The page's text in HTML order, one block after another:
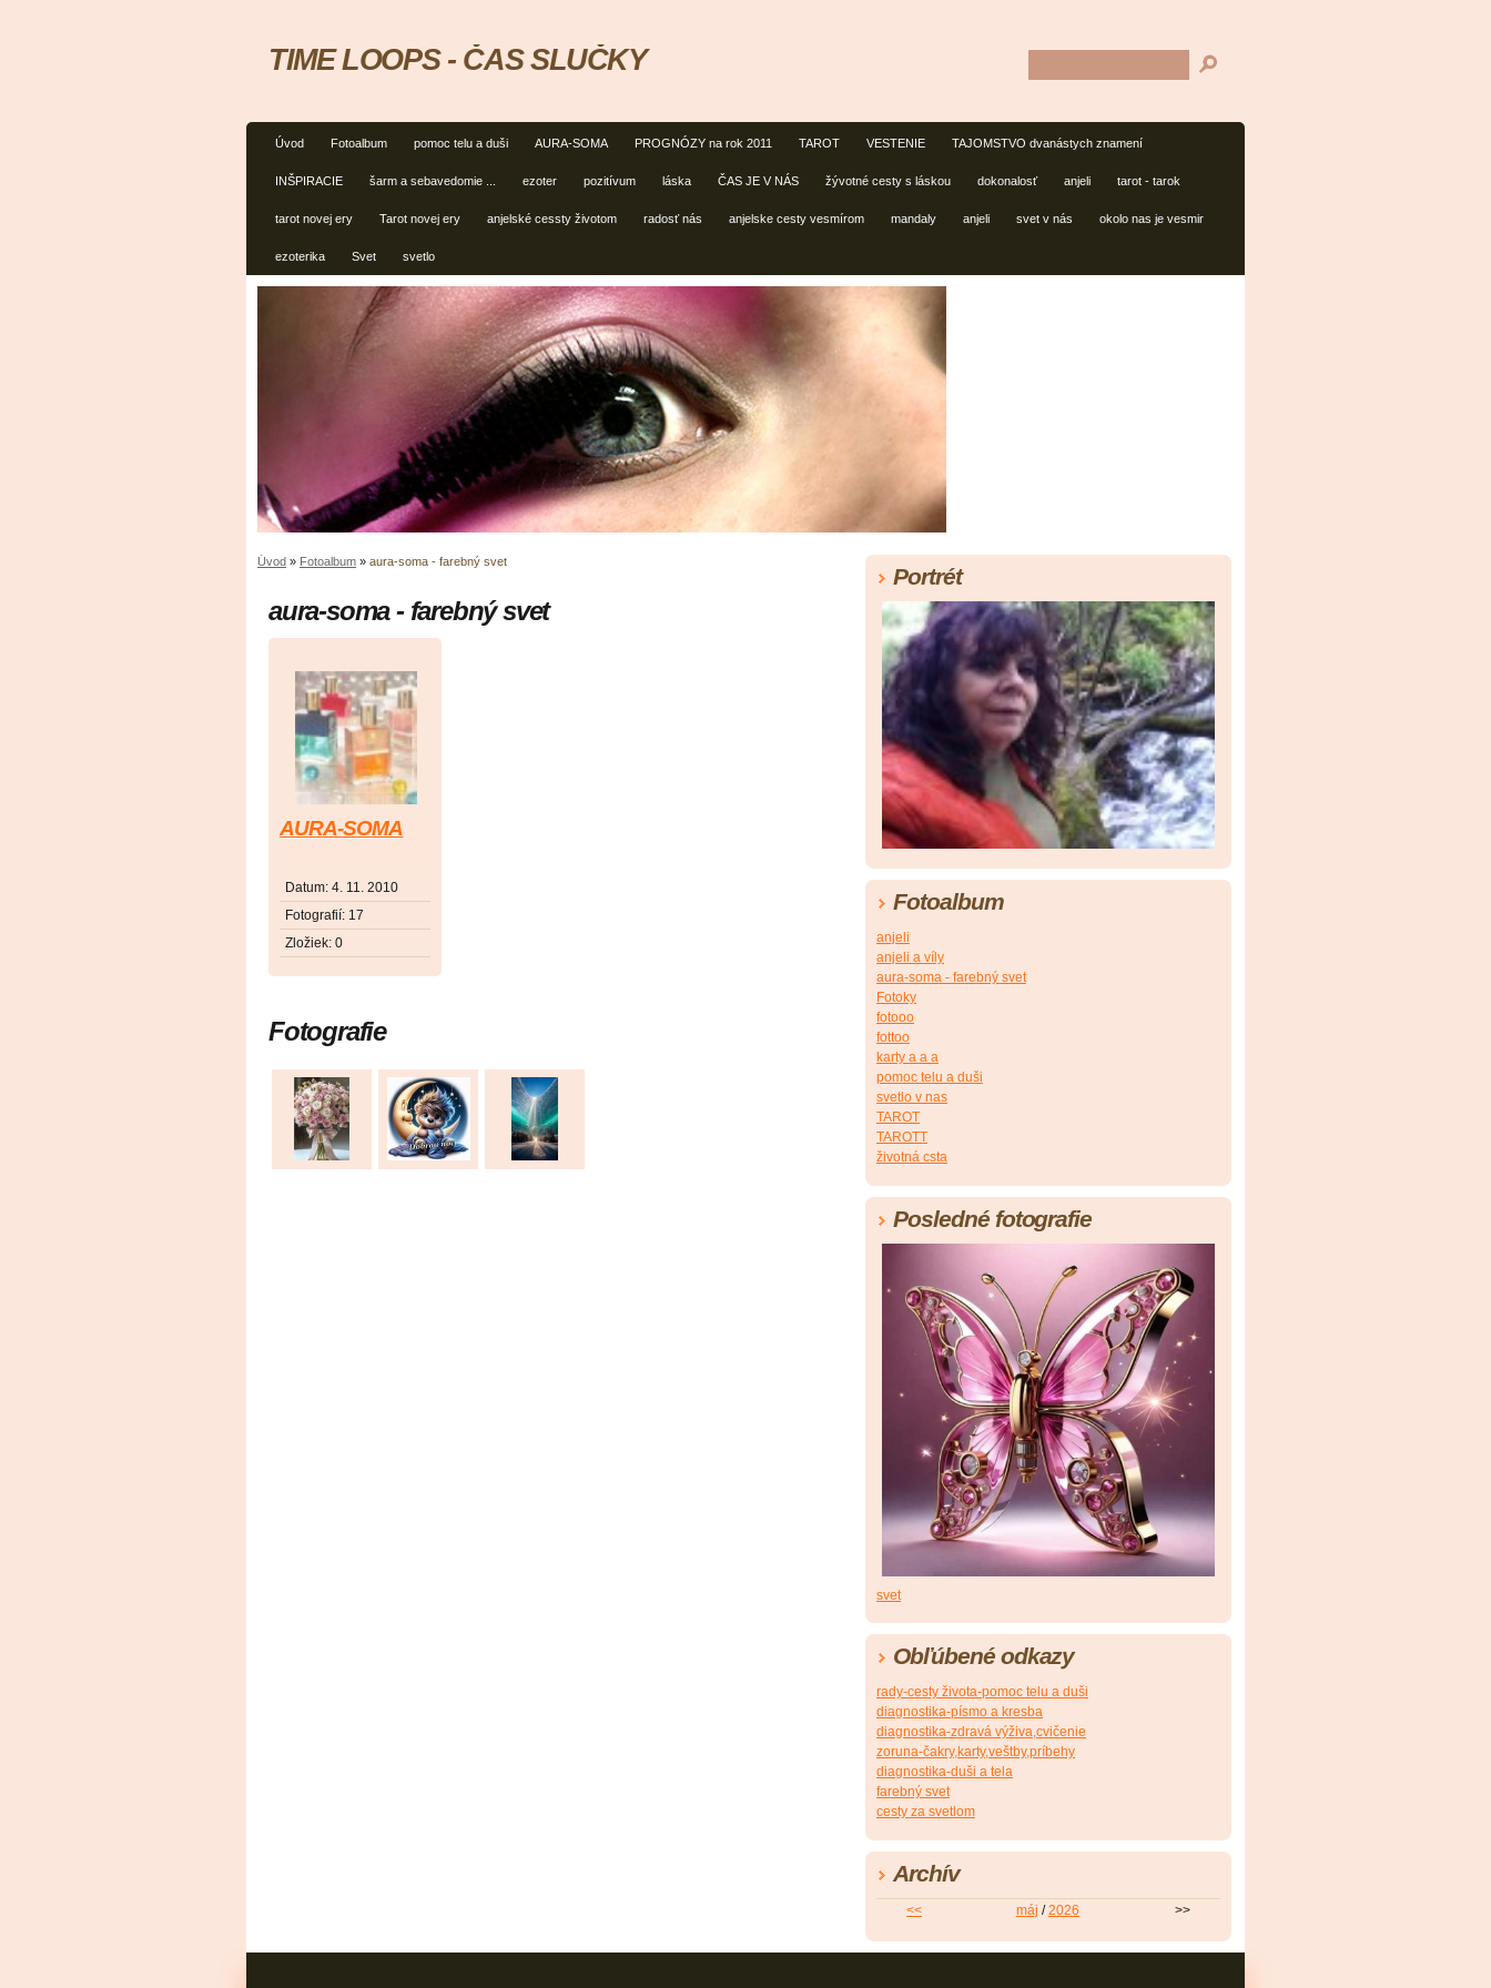
Úvod Fotoalbum pomoc telu a duši AURA-SOMA PROGNÓZY na rok 2011 TAROT VESTENIE TAJOMSTVO dvanástych znamení
INŠPIRACIE šarm a sebavedomie ... ezoter pozitívum láska ČAS JE V NÁS žývotné cesty s láskou dokonalosť anjeli tarot - tarok
tarot novej ery Tarot novej ery anjelské cessty životom radosť nás anjelske cesty vesmírom mandaly anjeli svet v nás okolo nas je vesmir
ezoterika Svet svetlo
TIME LOOPS - ČAS SLUČKY
Úvod » Fotoalbum » aura-soma - farebný svet
aura-soma - farebný svet
AURA-SOMA
Datum: 4. 11. 2010
Fotografií: 17
Zložiek: 0
Fotografie
Portrét
Fotoalbum
anjeli
anjeli a víly
aura-soma - farebný svet
Fotoky
fotooo
fottoo
karty a a a
pomoc telu a duši
svetlo v nas
TAROT
TAROTT
životná csta
Posledné fotografie
svet
Obľúbené odkazy
rady-cesty života-pomoc telu a duši
diagnostika-písmo a kresba
diagnostika-zdravá výživa,cvičenie
zoruna-čakry,karty,veštby,príbehy
diagnostika-duši a tela
farebný svet
cesty za svetlom
Archív
<< máj /2026 >>